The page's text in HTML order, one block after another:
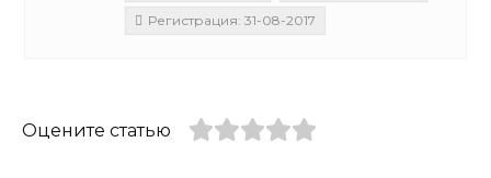
Регистрация: 31-08-2017
Оцените статью